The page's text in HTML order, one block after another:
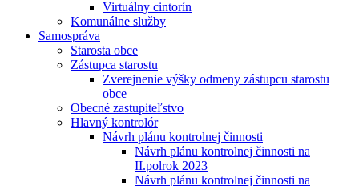
Virtuálny cintorín
Komunálne služby
Samospráva
Starosta obce
Zástupca starostu
Zverejnenie výšky odmeny zástupcu starostu
obce
Obecné zastupiteľstvo
Hlavný kontrolór
Návrh plánu kontrolnej činnosti
Návrh plánu kontrolnej činnosti na
II.polrok 2023
Návrh plánu kontrolnej činnosti na